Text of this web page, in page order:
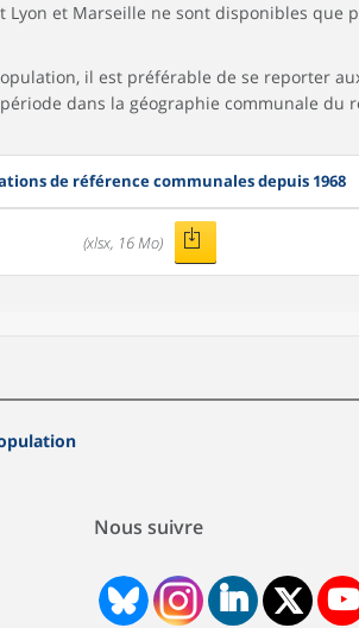
Lyon et Marseille ne sont disponibles que
il est préférable de se reporter
dans la géographie communale du
de référence communales depuis 1968
(xlsx, 16 Mo)
Nous suivre